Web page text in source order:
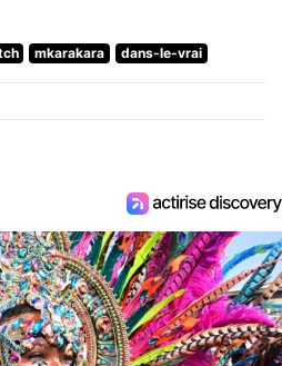
mkarakara dans-le-vrai